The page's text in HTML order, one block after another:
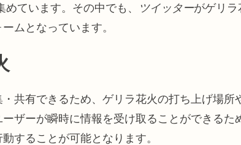
ています。その中でも、 ツイッターがゲリラ
ムとなっています。
共有できるため、ゲリラ花火の打ち上げ場所
ザーが瞬時に情報を受け取ることができるた
することが可能となります。